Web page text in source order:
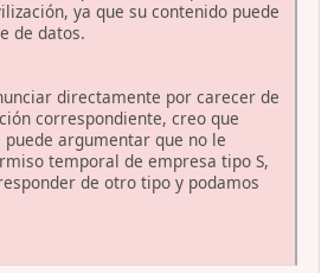
ya que su contenido puede
de datos.
directamente por carecer de
correspondiente, creo que
argumentar que no le
temporal de empresa tipo S,
de otro tipo y podamos